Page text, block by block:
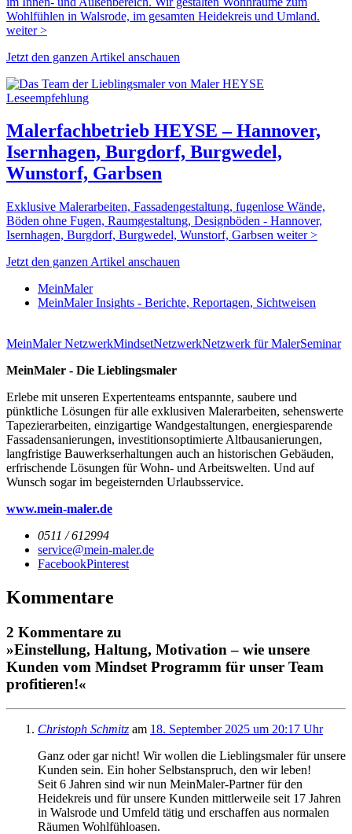
Wohlfühlen in Walsrode, im gesamten Heidekreis und Umland.
weiter >
Jetzt den ganzen Artikel anschauen
Leseempfehlung
Malerfachbetrieb HEYSE – Hannover,
Isernhagen, Burgdorf, Burgwedel,
Wunstorf, Garbsen
Exklusive Malerarbeiten, Fassadengestaltung, fugenlose Wände,
Böden ohne Fugen, Raumgestaltung, Designböden - Hannover,
Isernhagen, Burgdorf, Burgwedel, Wunstorf, Garbsen weiter >
Jetzt den ganzen Artikel anschauen
MeinMaler
MeinMaler Insights - Berichte, Reportagen, Sichtweisen
MeinMaler NetzwerkMindsetNetzwerkNetzwerk für MalerSeminar
MeinMaler - Die Lieblingsmaler
Erlebe mit unseren Expertenteams entspannte, saubere und
pünktliche Lösungen für alle exklusiven Malerarbeiten, sehenswerte
Tapezierarbeiten, einzigartige Wandgestaltungen, energiesparende
Fassadensanierungen, investitionsoptimierte Altbausanierungen,
langfristige Bauwerkserhaltungen auch an historischen Gebäuden,
erfrischende Lösungen für Wohn- und Arbeitswelten. Und auf
Wunsch sogar im begeisternden Urlaubsservice.
www.mein-maler.de
0511 / 612994
service@mein-maler.de
FacebookPinterest
Kommentare
2 Kommentare zu
»Einstellung, Haltung, Motivation – wie unsere
Kunden vom Mindset Programm für unser Team
profitieren!«
Christoph Schmitz am 18. September 2025 um 20:17 Uhr
Ganz oder gar nicht! Wir wollen die Lieblingsmaler für unsere
Kunden sein. Ein hoher Selbstanspruch, den wir leben!
Seit 6 Jahren sind wir nun MeinMaler-Partner für den
Heidekreis und für unsere Kunden mittlerweile seit 17 Jahren
in Walsrode und Umfeld tätig und erschaffen aus normalen
Räumen Wohlfühloasen.